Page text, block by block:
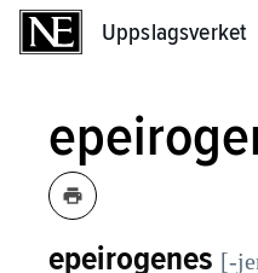
Uppslagsverket
epeirogenes [-